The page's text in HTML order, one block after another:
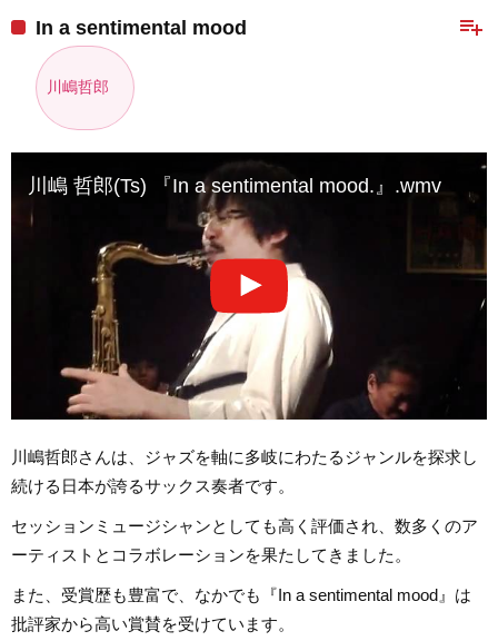
playlist_add
In a sentimental mood
川嶋哲郎
川嶋 哲郎(Ts) 『In a sentimental mood.』.wmv
川嶋哲郎さんは、ジャズを軸に多岐にわたるジャンルを探求し
続ける日本が誇るサックス奏者です。
セッションミュージシャンとしても高く評価され、数多くのア
ーティストとコラボレーションを果たしてきました。
また、受賞歴も豊富で、なかでも『In a sentimental mood』は
批評家から高い賞賛を受けています。